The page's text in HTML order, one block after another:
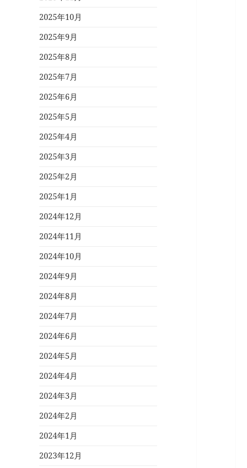
2025年10月
2025年9月
2025年8月
2025年7月
2025年6月
2025年5月
2025年4月
2025年3月
2025年2月
2025年1月
2024年12月
2024年11月
2024年10月
2024年9月
2024年8月
2024年7月
2024年6月
2024年5月
2024年4月
2024年3月
2024年2月
2024年1月
2023年12月